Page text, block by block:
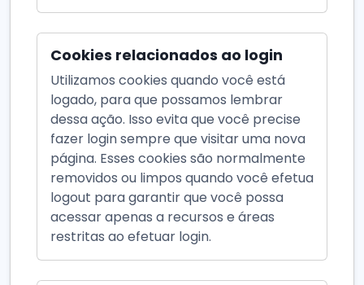
Cookies relacionados ao login
Utilizamos cookies quando você está
logado, para que possamos lembrar
dessa ação. Isso evita que você precise
fazer login sempre que visitar uma nova
página. Esses cookies são normalmente
removidos ou limpos quando você efetua
logout para garantir que você possa
acessar apenas a recursos e áreas
restritas ao efetuar login.